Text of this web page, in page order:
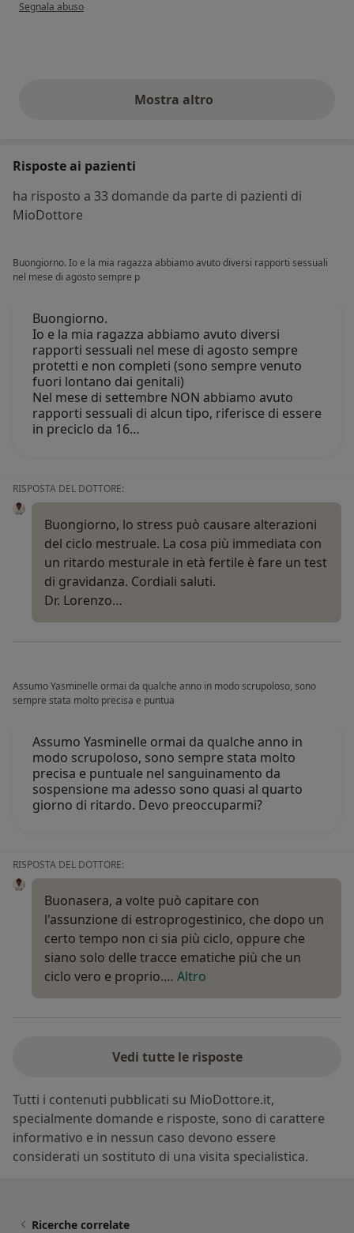
Segnala abuso
Mostra altroopinioni di cui sopra
Risposte ai pazienti
ha risposto a 33 domande da parte di pazienti di
MioDottore
Buongiorno. Io e la mia ragazza abbiamo avuto diversi rapporti sessuali
nel mese di agosto sempre p
Buongiorno.
Io e la mia ragazza abbiamo avuto diversi
rapporti sessuali nel mese di agosto sempre
protetti e non completi (sono sempre venuto
fuori lontano dai genitali)
Nel mese di settembre NON abbiamo avuto
rapporti sessuali di alcun tipo, riferisce di essere
in preciclo da 16…
RISPOSTA DEL DOTTORE:
Buongiorno, lo stress può causare alterazioni
del ciclo mestruale. La cosa più immediata con
un ritardo mesturale in età fertile è fare un test
di gravidanza. Cordiali saluti.
Dr. Lorenzo…
Assumo Yasminelle ormai da qualche anno in modo scrupoloso, sono
sempre stata molto precisa e puntua
Assumo Yasminelle ormai da qualche anno in
modo scrupoloso, sono sempre stata molto
precisa e puntuale nel sanguinamento da
sospensione ma adesso sono quasi al quarto
giorno di ritardo. Devo preoccuparmi?
RISPOSTA DEL DOTTORE:
Buonasera, a volte può capitare con
l'assunzione di estroprogestinico, che dopo un
certo tempo non ci sia più ciclo, oppure che
siano solo delle tracce ematiche più che un
ciclo vero e proprio.… Altro
Vedi tutte le risposte
Tutti i contenuti pubblicati su MioDottore.it,
specialmente domande e risposte, sono di carattere
informativo e in nessun caso devono essere
considerati un sostituto di una visita specialistica.
Ricerche correlate